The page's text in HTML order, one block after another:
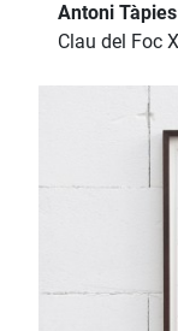
Antoni Tàpies
Clau del Foc